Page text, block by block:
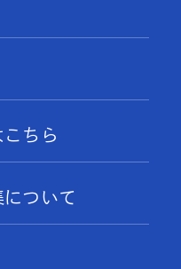
ちら
ついて